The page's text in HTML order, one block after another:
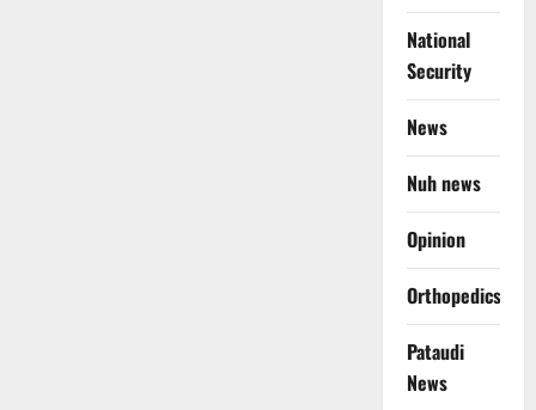
National
Security
News
Nuh news
Opinion
Orthopedics
Pataudi
News